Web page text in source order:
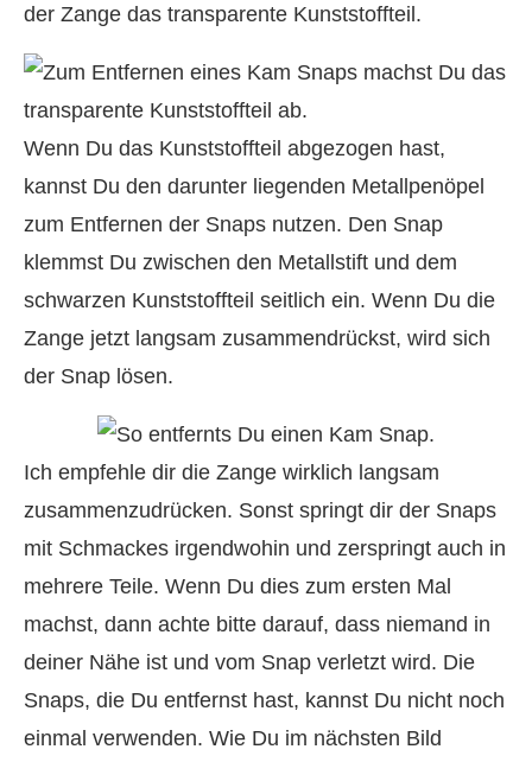
der Zange das transparente Kunststoffteil.
Wenn Du das Kunststoffteil abgezogen hast,
kannst Du den darunter liegenden Metallpenöpel
zum Entfernen der Snaps nutzen. Den Snap
klemmst Du zwischen den Metallstift und dem
schwarzen Kunststoffteil seitlich ein. Wenn Du die
Zange jetzt langsam zusammendrückst, wird sich
der Snap lösen.
Ich empfehle dir die Zange wirklich langsam
zusammenzudrücken. Sonst springt dir der Snaps
mit Schmackes irgendwohin und zerspringt auch in
mehrere Teile. Wenn Du dies zum ersten Mal
machst, dann achte bitte darauf, dass niemand in
deiner Nähe ist und vom Snap verletzt wird. Die
Snaps, die Du entfernst hast, kannst Du nicht noch
einmal verwenden. Wie Du im nächsten Bild